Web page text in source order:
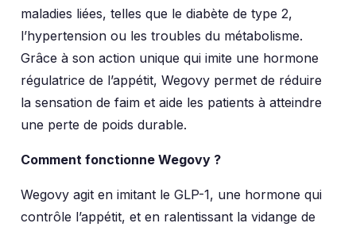
maladies liées, telles que le diabète de type 2,
l’hypertension ou les troubles du métabolisme.
Grâce à son action unique qui imite une hormone
régulatrice de l’appétit, Wegovy permet de réduire
la sensation de faim et aide les patients à atteindre
une perte de poids durable.
Comment fonctionne Wegovy ?
Wegovy agit en imitant le GLP-1, une hormone qui
contrôle l’appétit, et en ralentissant la vidange de